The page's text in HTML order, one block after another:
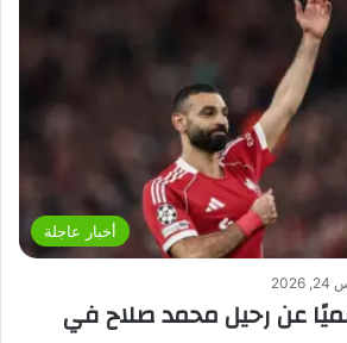
أخبار عاجلة
عن رحيل محمد صلاح في